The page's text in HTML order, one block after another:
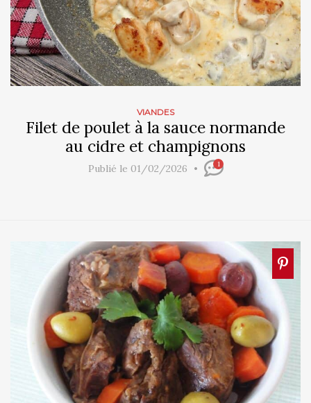
VIANDES
Filet de poulet à la sauce normande
au cidre et champignons
Publié le 01/02/2026 1